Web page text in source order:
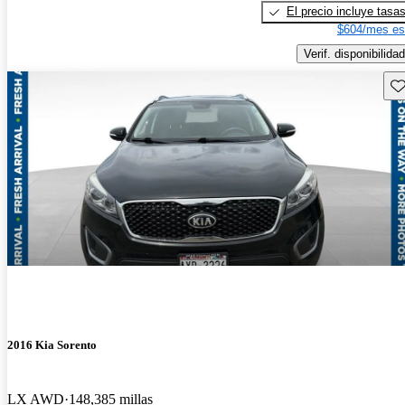
El precio incluye tasas
$604/mes
Verif. disponibilidad
2016 Kia Sorento
LX AWD 148,385 millas